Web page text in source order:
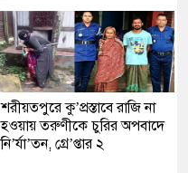
শরীয়তপুরে কু’প্রস্তাবে রাজি না
হওয়ায় তরুণীকে চুরির অপবাদে
নি’র্যা’তন, গ্রে’প্তার ২